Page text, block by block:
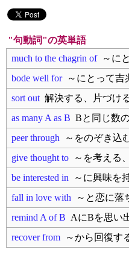
"句動詞"の英単語
much to the chagrin of～にと
bode well for～にとって吉
sort out 解決する、片づけ
as many A as B Bと同じ数
peer through ～をのぞき込
give thought to ～を考える
be interested in ～に興味を
fall in love with ～と恋に落
remind A of B AにBを思い
recover from ～から回復す